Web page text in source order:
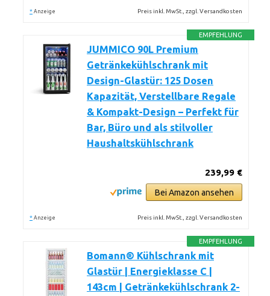
* Anzeige Preis inkl. MwSt., zzgl. Versandkosten
EMPFEHLUNG
JUMMICO 90L Premium
Getränkekühlschrank mit
Design-Glastür: 125 Dosen
Kapazität, Verstellbare Regale
& Kompakt-Design – Perfekt für
Bar, Büro und als stilvoller
Haushaltskühlschrank
239,99 €
Bei Amazon ansehen
* Anzeige Preis inkl. MwSt., zzgl. Versandkosten
EMPFEHLUNG
Bomann® Kühlschrank mit
Glastür | Energieklasse C |
143cm | Getränkekühlschrank 2-